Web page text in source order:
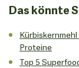
Das könnte
Proteine
Top 5